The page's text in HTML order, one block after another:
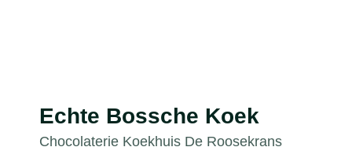
Echte Bossche Koek
Chocolaterie Koekhuis De Roosekrans